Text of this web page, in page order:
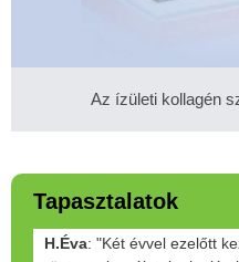
Az ízületi kollagén
Tapasztalatok
H.Éva: "Két évvel ezelőtt